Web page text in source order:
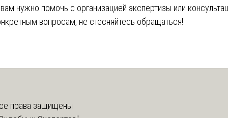
нужно помочь с организацией экспертизы или
вопросам, не стесняйтесь обращаться!
права защищены